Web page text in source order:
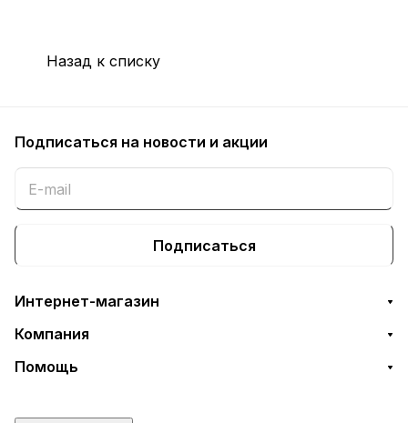
Назад к списку
Подписаться на новости и акции
Подписаться
Интернет-магазин
Компания
Помощь